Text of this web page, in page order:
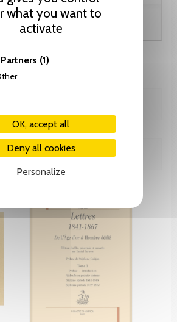
what you want to
activate
(1)
OK, accept all
Deny all cookies
Personalize
Add to cart